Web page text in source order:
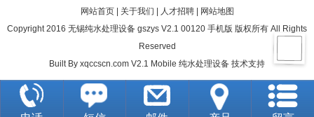
网站首页| 关于我们 | 人才招聘| 网站地图
Copyright 2016 无锡纯水处理设备 gszys V2.1 00120 手机版 版权所有 All Rights
Reserved
Built By xqccscn.com V2.1 Mobile 纯水处理设备 技术支持